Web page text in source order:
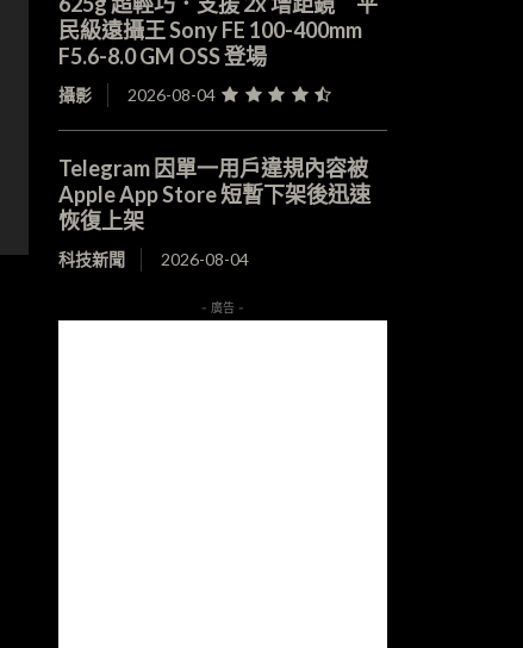
民級遠攝王 Sony FE 100-400mm
F5.6-8.0 GM OSS 登場
攝影 2026-08-04
Telegram 因單一用戶違規內容被
Apple App Store 短暫下架後迅速
恢復上架
科技新聞 2026-08-04
- 廣告 -